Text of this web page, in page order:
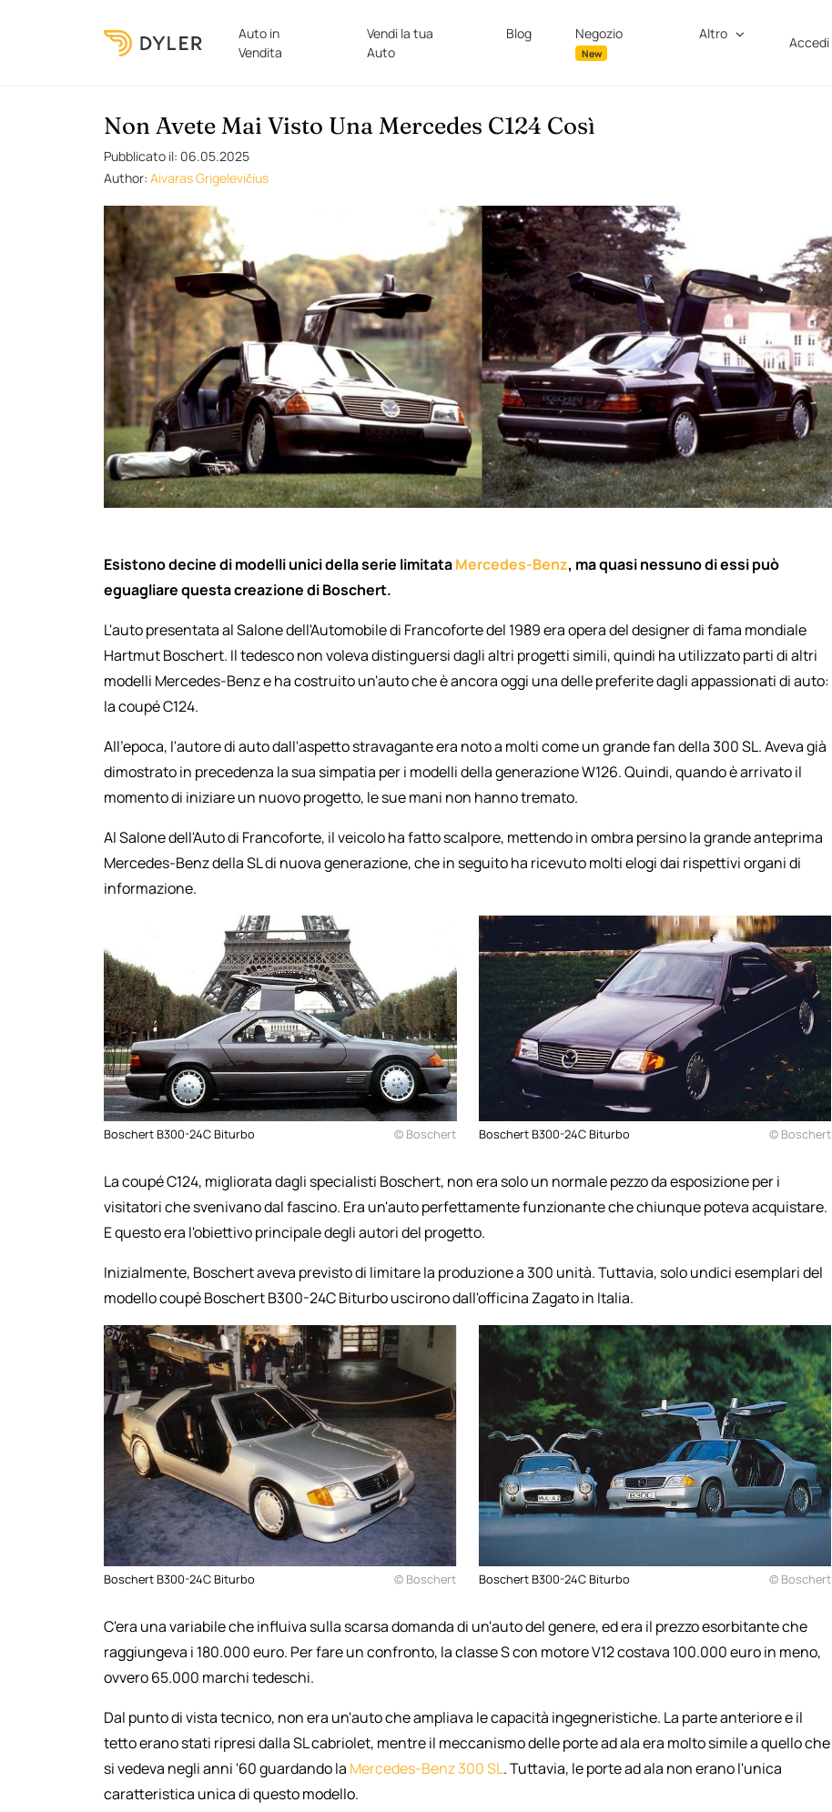
Auto in
Vendita
Vendi la tua
Auto
Blog Negozio
New
Altro
Accedi
Non Avete Mai Visto Una Mercedes C124 Così
Pubblicato il: 06.05.2025
Author: Aivaras Grigelevičius
Esistono decine di modelli unici della serie limitataMercedes-Benz, ma quasi nessuno di essi può
eguagliare questa creazione di Boschert.
L'auto presentata al Salone dell'Automobile di Francoforte del 1989 era opera del designer di fama mondiale
Hartmut Boschert. Il tedesco non voleva distinguersi dagli altri progetti simili, quindi ha utilizzato parti di altri
modelli Mercedes-Benz e ha costruito un'auto che è ancora oggi una delle preferite dagli appassionati di auto:
la coupé C124.
All'epoca, l'autore di auto dall'aspetto stravagante era noto a molti come un grande fan della 300 SL. Aveva già
dimostrato in precedenza la sua simpatia per i modelli della generazione W126. Quindi, quando è arrivato il
momento di iniziare un nuovo progetto, le sue mani non hanno tremato.
Al Salone dell'Auto di Francoforte, il veicolo ha fatto scalpore, mettendo in ombra persino la grande anteprima
Mercedes-Benz della SL di nuova generazione, che in seguito ha ricevuto molti elogi dai rispettivi organi di
informazione.
Boschert B300-24C Biturbo © Boschert Boschert B300-24C Biturbo © Boschert
La coupé C124, migliorata dagli specialisti Boschert, non era solo un normale pezzo da esposizione per i
visitatori che svenivano dal fascino. Era un'auto perfettamente funzionante che chiunque poteva acquistare.
E questo era l'obiettivo principale degli autori del progetto.
Inizialmente, Boschert aveva previsto di limitare la produzione a 300 unità. Tuttavia, solo undici esemplari del
modello coupé Boschert B300-24C Biturbo uscirono dall'officina Zagato in Italia.
Boschert B300-24C Biturbo © Boschert Boschert B300-24C Biturbo © Boschert
C'era una variabile che influiva sulla scarsa domanda di un'auto del genere, ed era il prezzo esorbitante che
raggiungeva i 180.000 euro. Per fare un confronto, la classe S con motore V12 costava 100.000 euro in meno,
ovvero 65.000 marchi tedeschi.
Dal punto di vista tecnico, non era un'auto che ampliava le capacità ingegneristiche. La parte anteriore e il
tetto erano stati ripresi dalla SL cabriolet, mentre il meccanismo delle porte ad ala era molto simile a quello che
si vedeva negli anni '60 guardando la Mercedes-Benz 300 SL. Tuttavia, le porte ad ala non erano l'unica
caratteristica unica di questo modello.